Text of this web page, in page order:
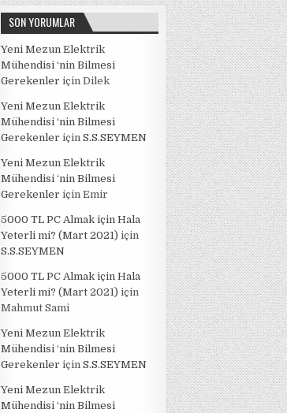
SON YORUMLAR
Yeni Mezun Elektrik
Mühendisi ‘nin Bilmesi
Gerekenler için Dilek
Yeni Mezun Elektrik
Mühendisi ‘nin Bilmesi
Gerekenler için S.S.SEYMEN
Yeni Mezun Elektrik
Mühendisi ‘nin Bilmesi
Gerekenler için Emir
5000 TL PC Almak için Hala
Yeterli mi? (Mart 2021) için
S.S.SEYMEN
5000 TL PC Almak için Hala
Yeterli mi? (Mart 2021) için
Mahmut Sami
Yeni Mezun Elektrik
Mühendisi ‘nin Bilmesi
Gerekenler için S.S.SEYMEN
Yeni Mezun Elektrik
Mühendisi ‘nin Bilmesi